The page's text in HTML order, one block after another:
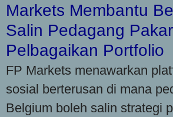
Markets Membantu
Salin Pedagang
Pelbagaikan Portfolio
FP Markets menawarkan
sosial berterusan di mana
Belgium boleh salin strategi